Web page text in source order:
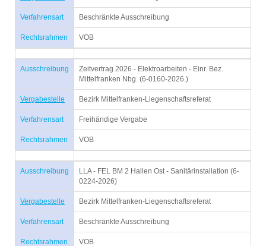
Verfahrensart Beschränkte Ausschreibung
Rechtsrahmen VOB
Ausschreibung
Zeitvertrag 2026 - Elektroarbeiten - Einr. Bez.
Mittelfranken Nbg. (6-0160-2026.)
Vergabestelle Bezirk Mittelfranken-Liegenschaftsreferat
Verfahrensart Freihändige Vergabe
Rechtsrahmen VOB
Ausschreibung
LLA - FEL BM 2 Hallen Ost - Sanitärinstallation (6-
0224-2026)
Vergabestelle Bezirk Mittelfranken-Liegenschaftsreferat
Verfahrensart Beschränkte Ausschreibung
Rechtsrahmen VOB